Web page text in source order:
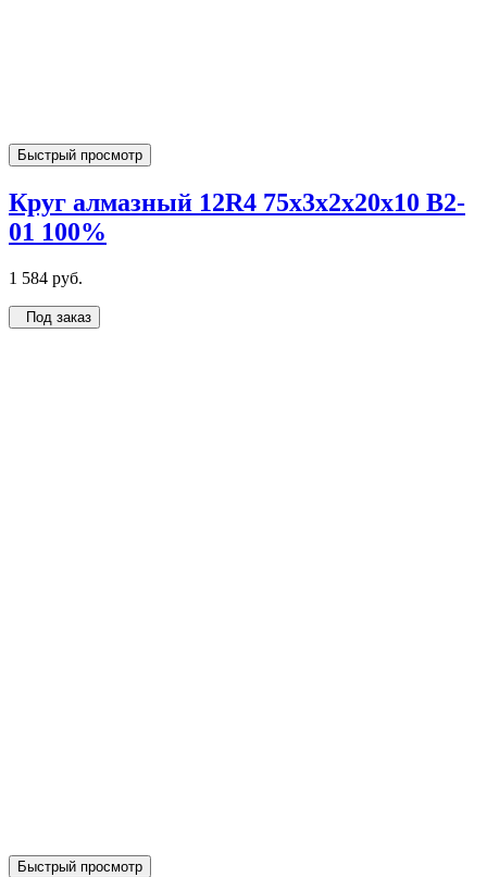
Быстрый просмотр
Круг алмазный 12R4 75х3х2х20х10 В2-
01 100%
1 584 руб.
Под заказ
Быстрый просмотр